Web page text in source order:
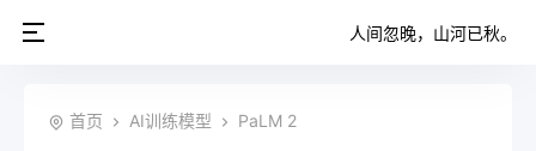
人间忽晚，山河已秋。
首页 AI训练模型 PaLM 2